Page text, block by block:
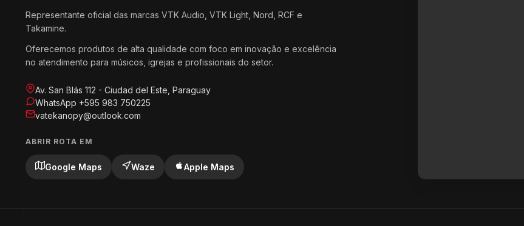
Representante oficial das marcas VTK Audio, VTK Light, Nord, RCF e
Takamine.
Oferecemos produtos de alta qualidade com foco em inovação e excelência
no atendimento para músicos, igrejas e profissionais do setor.
Av. San Blás 112 - Ciudad del Este, Paraguay
WhatsApp +595 983 750225
vatekanopy@outlook.com
ABRIR ROTA EM
Google Maps Waze Apple Maps